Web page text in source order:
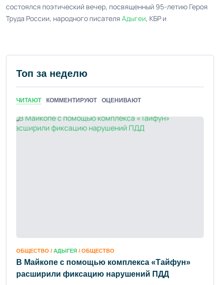
состоялся поэтический вечер, посвященный 95-летию Героя
Труда России, народного писателя Адыгеи, КБР и
Топ за неделю
ЧИТАЮТ КОММЕНТИРУЮТ ОЦЕНИВАЮТ
ОБЩЕСТВО / АДЫГЕЯ / ОБЩЕСТВО
В Майкопе с помощью комплекса «Тайфун»
расширили фиксацию нарушений ПДД